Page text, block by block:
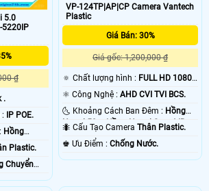
5.0
5220IP
₫
.
®️ Công Nghệ Hình Ảnh :
IP POE.
🌜 Xem Được Ban Đêm : Hồng
Plastic.
Chuyển
VP-124TP|AP|CP Camera Vantech
Plastic
Giá Bán: 30%
Giá gốc: 1,200,000 ₫
🔅 Chất lượng hình : FULL HD 1080P
⚛️ Công Nghệ :AHD CVI TVI BCS.
🌜 Khoảng Cách Ban Đêm : Hồng
Ngoại 50m Hồng Ngoại Smart IR.
🐜 Cấu Tạo CameraThân Plastic.
️♚ Ưu Điểm :Chống Nước.